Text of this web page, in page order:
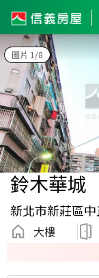
圖片 1/8
鈴木華城
新北市新莊區
大樓